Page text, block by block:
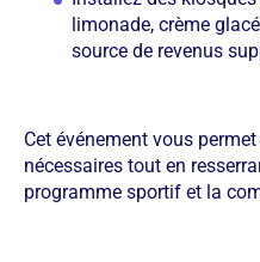
limonade, crème
source de revenus
Cet événement vous
nécessaires tout en
programme sportif et la